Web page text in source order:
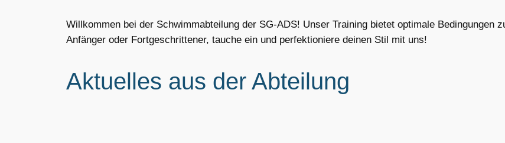
Willkommen bei der Schwimmabteilung der SG-ADS! Unser Training bietet optimale Bedingungen
Anfänger oder Fortgeschrittener, tauche ein und perfektioniere deinen Stil mit uns!
Aktuelles aus der Abteilung